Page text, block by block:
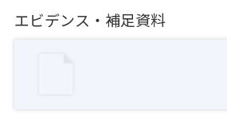
エビデンス・補足資料